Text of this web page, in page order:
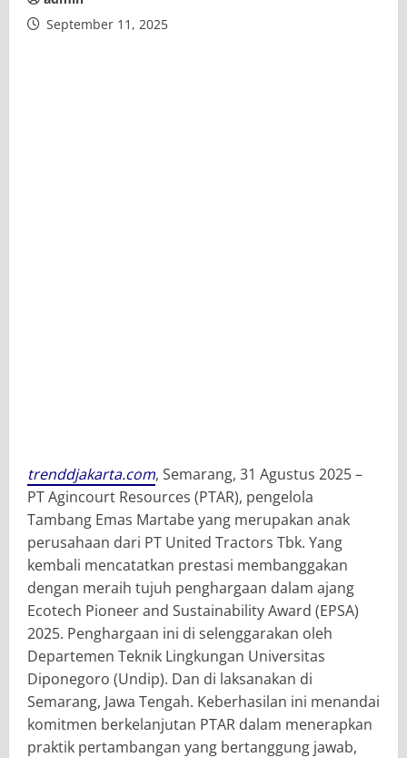
September 11, 2025
trenddjakarta.com, Semarang, 31 Agustus 2025 –
PT Agincourt Resources (PTAR), pengelola
Tambang Emas Martabe yang merupakan anak
perusahaan dari PT United Tractors Tbk. Yang
kembali mencatatkan prestasi membanggakan
dengan meraih tujuh penghargaan dalam ajang
Ecotech Pioneer and Sustainability Award (EPSA)
2025. Penghargaan ini di selenggarakan oleh
Departemen Teknik Lingkungan Universitas
Diponegoro (Undip). Dan di laksanakan di
Semarang, Jawa Tengah. Keberhasilan ini menandai
komitmen berkelanjutan PTAR dalam menerapkan
praktik pertambangan yang bertanggung jawab,